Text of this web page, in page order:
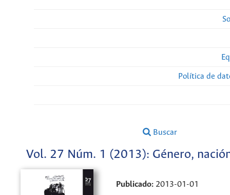
Política de
Buscar
Vol. 27 Núm. 1 (2013): Género,
Publicado: 2013-01-01